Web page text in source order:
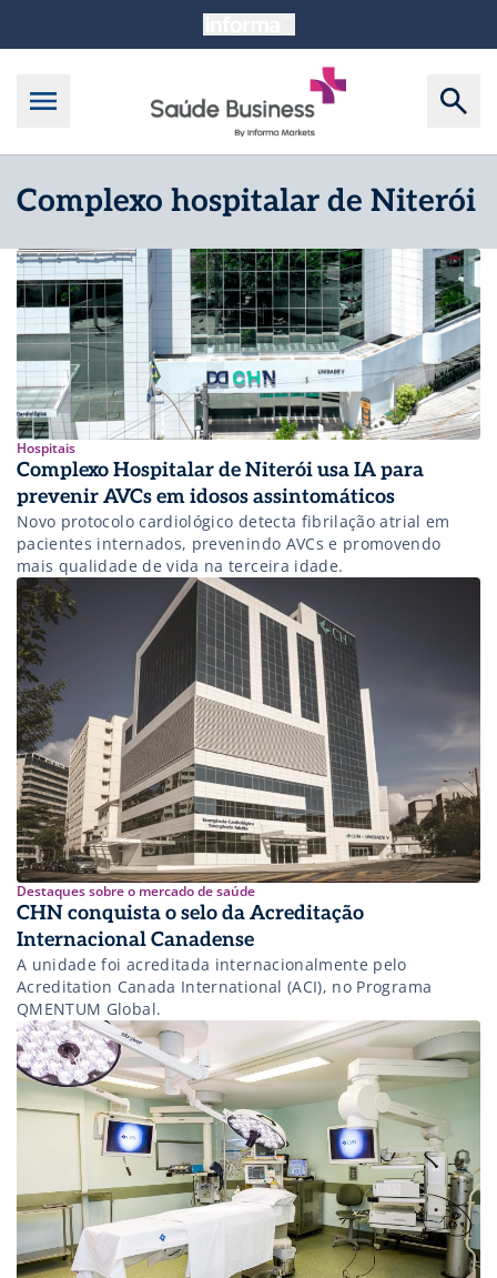
Complexo hospitalar de Niterói
Hospitais
Complexo Hospitalar de Niterói usa IA para
prevenir AVCs em idosos assintomáticos
Novo protocolo cardiológico detecta fibrilação atrial em
pacientes internados, prevenindo AVCs e promovendo
mais qualidade de vida na terceira idade.
Destaques sobre o mercado de saúde
CHN conquista o selo da Acreditação
Internacional Canadense
A unidade foi acreditada internacionalmente pelo
Acreditation Canada International (ACI), no Programa
QMENTUM Global.